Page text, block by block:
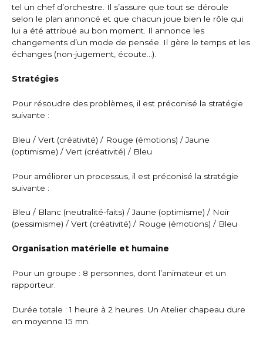
tel un chef d’orchestre. Il s’assure que tout se déroule
selon le plan annoncé et que chacun joue bien le rôle qui
lui a été attribué au bon moment. Il annonce les
changements d’un mode de pensée. Il gère le temps et les
échanges (non-jugement, écoute…).
Stratégies
Pour résoudre des problèmes, il est préconisé la stratégie
suivante :
Bleu / Vert (créativité) / Rouge (émotions) / Jaune
(optimisme) / Vert (créativité) / Bleu
Pour améliorer un processus, il est préconisé la stratégie
suivante :
Bleu / Blanc (neutralité-faits) / Jaune (optimisme) / Noir
(pessimisme) / Vert (créativité) / Rouge (émotions) / Bleu
Organisation matérielle et humaine
Pour un groupe : 8 personnes, dont l’animateur et un
rapporteur.
Durée totale : 1 heure à 2 heures. Un Atelier chapeau dure
en moyenne 15 mn.